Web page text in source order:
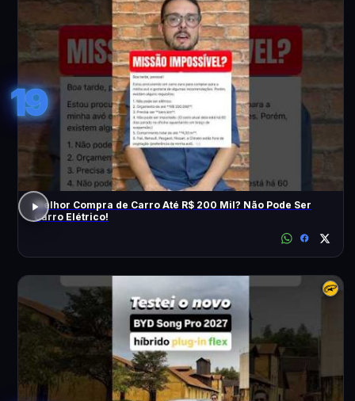
19
Melhor Compra de Carro Até R$ 200 Mil? Não Pode Ser
Carro Elétrico!